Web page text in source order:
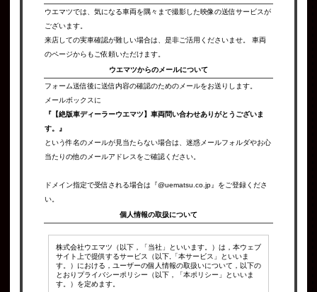
ウエマツでは、気になる車両を隅々まで撮影した映像の送信サービスが
ございます。
来店しての実車確認が難しい場合は、是非ご活用くださいませ。 車両
のページからもご依頼いただけます。
ウエマツからのメールについて
フォーム送信後に送信内容の確認のためのメールをお送りします。
メールボックスに
『【絶版車ディーラーウエマツ】車両問い合わせありがとうございま
す。』
という件名のメールが見当たらない場合は、迷惑メールフォルダやお心
当たりの他のメールアドレスをご確認ください。
ドメイン指定で受信される場合は『@uematsu.co.jp』をご登録くださ
い。
個人情報の取扱について
株式会社ウエマツ（以下，「当社」といいます。）は，本ウェブ
サイト上で提供するサービス（以下,「本サービス」といいま
す。）における，ユーザーの個人情報の取扱いについて，以下の
とおりプライバシーポリシー（以下，「本ポリシー」といいま
す。）を定めます。